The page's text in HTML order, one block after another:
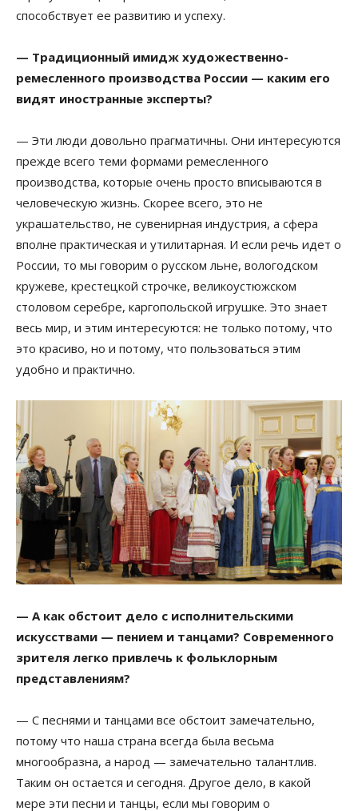
способствует ее развитию и успеху.
— Традиционный имидж художественно-
ремесленного производства России — каким его
видят иностранные эксперты?
— Эти люди довольно прагматичны. Они интересуются
прежде всего теми формами ремесленного
производства, которые очень просто вписываются в
человеческую жизнь. Скорее всего, это не
украшательство, не сувенирная индустрия, а сфера
вполне практическая и утилитарная. И если речь идет о
России, то мы говорим о русском льне, вологодском
кружеве, крестецкой строчке, великоустюжском
столовом серебре, каргопольской игрушке. Это знает
весь мир, и этим интересуются: не только потому, что
это красиво, но и потому, что пользоваться этим
удобно и практично.
— А как обстоит дело с исполнительскими
искусствами — пением и танцами? Современного
зрителя легко привлечь к фольклорным
представлениям?
— С песнями и танцами все обстоит замечательно,
потому что наша страна всегда была весьма
многообразна, а народ — замечательно талантлив.
Таким он остается и сегодня. Другое дело, в какой
мере эти песни и танцы, если мы говорим о